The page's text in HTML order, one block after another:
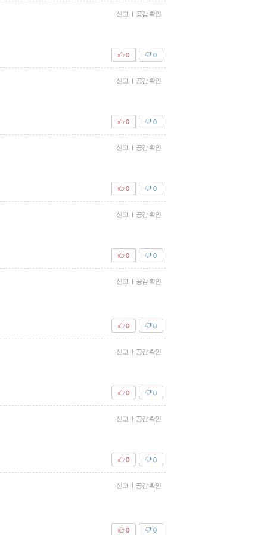
신고 | 공감 확인
0
0
신고 | 공감 확인
0
0
신고 | 공감 확인
0
0
신고 | 공감 확인
0
0
신고 | 공감 확인
0
0
신고 | 공감 확인
0
0
신고 | 공감 확인
0
0
신고 | 공감 확인
0
0